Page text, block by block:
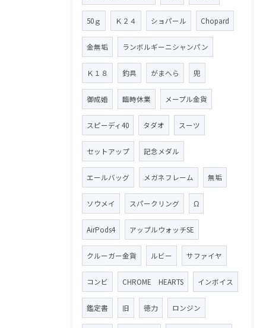
50ｇ Ｋ２４ ショパール Chopard
金無垢 ランボルギーニシャンパン
Ｋ１８ 釣具 がまへら 兜
御成婚 臨時休業 メープル金貨
スピーディ40 タダオ スーツ
セットアップ 記念メダル
エールバッグ メガネフレーム 無垢
ソウメイ スパークリング Ω
AirPods4 アップルウォッチSE
クルーガー金貨 ルビー サファイヤ
コンビ CHROME HEARTS インボイス
鑑定書 旧 徳力 ロンジン